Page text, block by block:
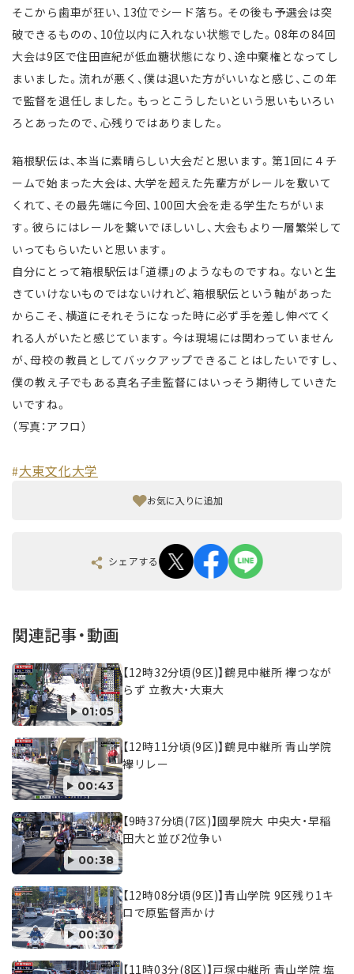
そこから歯車が狂い、13位でシード落ち。その後も予選会は突
破できるものの、10位以内に入れない状態でした。08年の84回
大会は9区で住田直紀が低血糖状態になり、途中棄権となってし
まいました。流れが悪く、僕は退いた方がいいなと感じ、この年
で監督を退任しました。もっとこうしたいという思いもいろい
ろとあったので、心残りではありました。
箱根駅伝は、本当に素晴らしい大会だと思います。第1回に４チ
ームで始まった大会は、大学を超えた先輩方がレールを敷いて
くれて、その最先端に今回、100回大会を走る学生たちがいま
す。彼らにはレールを繋いでほしいし、大会もより一層繁栄して
いってもらいたいと思います。
自分にとって箱根駅伝は「道標」のようなものですね。ないと生
きていけないものではないけれど、箱根駅伝という軸があった
からこそ、横道にそれそうになった時に必ず手を差し伸べてく
れる人がいたと感じています。今は現場には関わっていません
が、母校の教員としてバックアップできることはしたいですし、
僕の教え子でもある真名子圭監督にはいっそう期待していきた
いですね。
（写真：アフロ）
#大東文化大学
お気に入りに追加
シェアする
関連記事・動画
01:05
【12時32分頃(9区)】鶴見中継所 襷つなが
らず 立教大・大東大
00:43
【12時11分頃(9区)】鶴見中継所 青山学院
襷リレー
00:38
【9時37分頃(7区)】國學院大 中央大・早稲
田大と並び2位争い
00:30
【12時08分頃(9区)】青山学院 9区残り1キ
ロで原監督声かけ
【11時03分(8区)】戸塚中継所 青山学院 塩